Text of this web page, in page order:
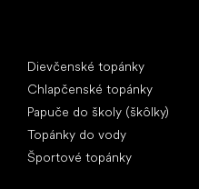
Dievčenské topánky
Chlapčenské topánky
Papuče do školy (škôlky)
Topánky do vody
Športové topánky